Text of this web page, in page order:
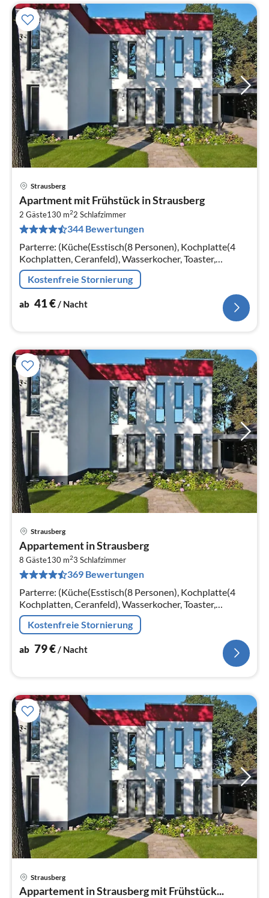
Strausberg
Apartment mit Frühstück in Strausberg
2 Gäste130 m22 Schlafzimmer
344 Bewertungen
Parterre: (Küche(Esstisch(8 Personen), Kochplatte(4
Kochplatten, Ceranfeld), Wasserkocher, Toaster,
Kaffeemaschine, Backofen, Mikrowelle, Spülmaschine,
Kühl-/Gefrierkombination)
Kostenfreie Stornierung
ab 41€/ Nacht
Strausberg
Appartement in Strausberg
8 Gäste130 m23 Schlafzimmer
369 Bewertungen
Parterre: (Küche(Esstisch(8 Personen), Kochplatte(4
Kochplatten, Ceranfeld), Wasserkocher, Toaster,
Kaffeemaschine, Backofen, Mikrowelle, Spülmaschine,
Kühl-/Gefrierkombination)
Kostenfreie Stornierung
ab 79€/ Nacht
Strausberg
Appartement in Strausberg mit Frühstück...